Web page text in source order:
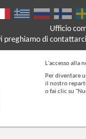
preghiamo di
Ufficio
L'accesso alla
Per diventare
il nostro
o fai clic su